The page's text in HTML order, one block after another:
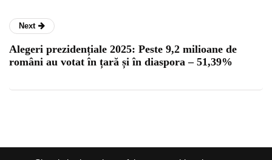
Next
Alegeri prezidențiale 2025: Peste 9,2 milioane de
români au votat în țară și în diaspora – 51,39%